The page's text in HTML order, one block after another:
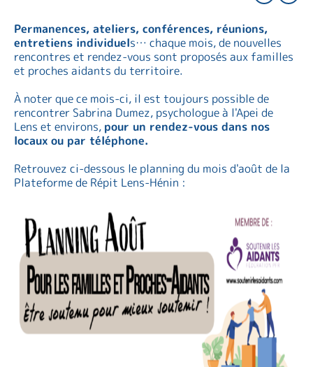
Permanences, ateliers, conférences, réunions,
entretiens individuels… chaque mois, de nouvelles
rencontres et rendez-vous sont proposés aux familles
et proches aidants du territoire.
À noter que ce mois-ci, il est toujours possible de
rencontrer Sabrina Dumez, psychologue à l'Apei de
Lens et environs, pour un rendez-vous dans nos
locaux ou par téléphone.
Retrouvez ci-dessous le planning du mois d'août de la
Plateforme de Répit Lens-Hénin :